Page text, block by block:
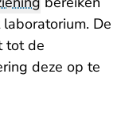
De
tot de
deze op te